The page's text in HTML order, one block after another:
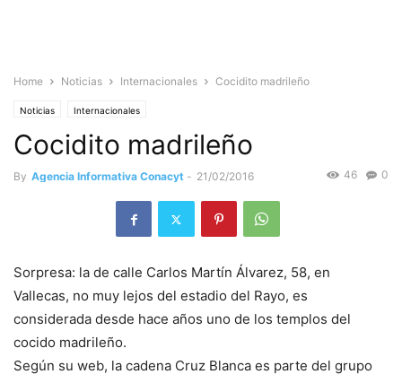
Home Noticias Internacionales Cocidito madrileño
Noticias Internacionales
Cocidito madrileño
By Agencia Informativa Conacyt - 21/02/2016 0
46
Sorpresa: la de calle Carlos Martín Álvarez, 58, en
Vallecas, no muy lejos del estadio del Rayo, es
considerada desde hace años uno de los templos del
cocido madrileño.
Según su web, la cadena Cruz Blanca es parte del grupo